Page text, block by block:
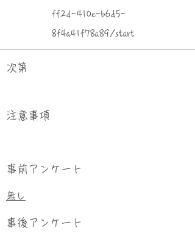
ff2d-410e-b6d5-
8f4a41f78a89/start
次第
​注意事項
事前アンケート
無し
事後アンケート